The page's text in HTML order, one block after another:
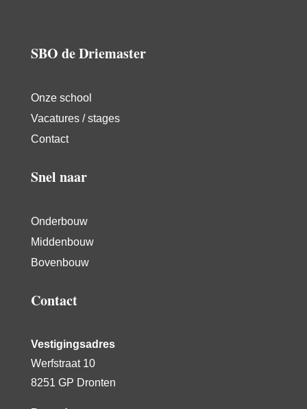
SBO de Driemaster
Onze school
Vacatures / stages
Contact
Snel naar
Onderbouw
Middenbouw
Bovenbouw
Contact
Vestigingsadres
Werfstraat 10
8251 GP Dronten